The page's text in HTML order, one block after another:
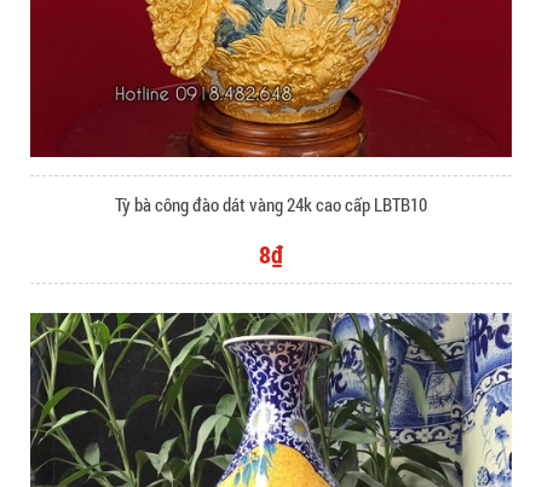
Tỳ bà công đào dát vàng 24k cao cấp LBTB10
8₫